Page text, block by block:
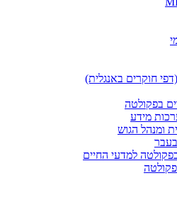
חוקרים באנגלית)
בפקולטה
מידע
ומנהל הגוש
למדעי החיים